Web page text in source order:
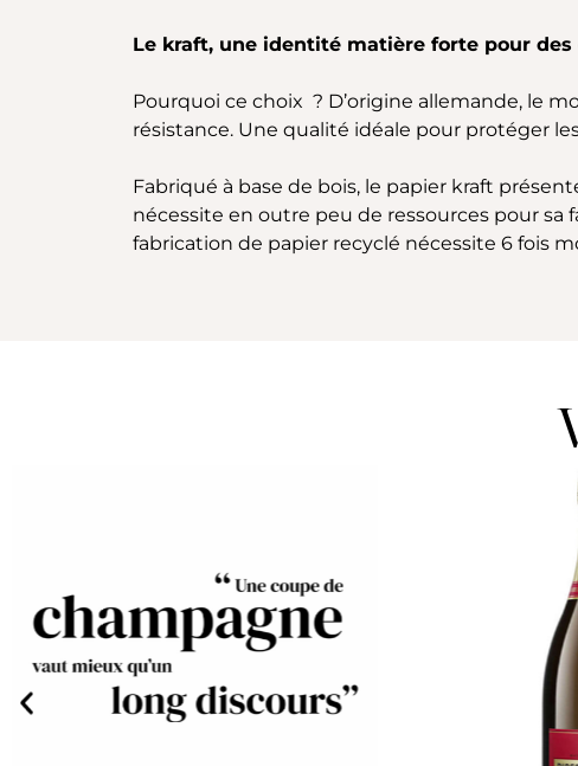
Le kraft, une identité matière forte pour des
Pourquoi ce choix ? D’origine allemande, le
résistance. Une qualité idéale pour protéger
Fabriqué à base de bois, le papier kraft
nécessite en outre peu de ressources pour sa
fabrication de papier recyclé nécessite 6 fois